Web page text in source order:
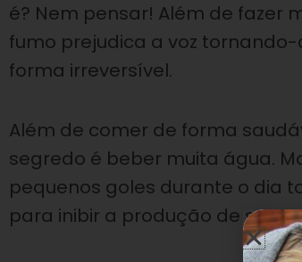
é? Nem pensar! Além de fazer
fumo prejudica a voz tornando-
forma irreversível.
Além de comer de forma
segredo é beber muita água.
pequenos goles durante o dia
para inibir a produção de